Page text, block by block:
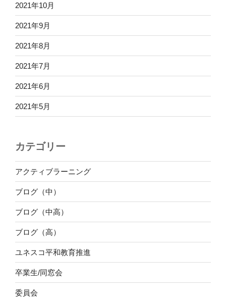
2021年10月
2021年9月
2021年8月
2021年7月
2021年6月
2021年5月
カテゴリー
アクティブラーニング
ブログ（中）
ブログ（中高）
ブログ（高）
ユネスコ平和教育推進
卒業生/同窓会
委員会